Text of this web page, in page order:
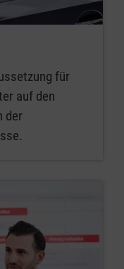
für
auf den
der